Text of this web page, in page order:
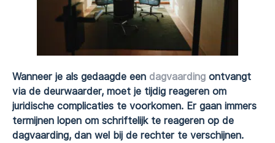
Wanneer je als gedaagde een dagvaarding ontvangt
via de deurwaarder, moet je tijdig reageren om
juridische complicaties te voorkomen. Er gaan immers
termijnen lopen om schriftelijk te reageren op de
dagvaarding, dan wel bij de rechter te verschijnen.